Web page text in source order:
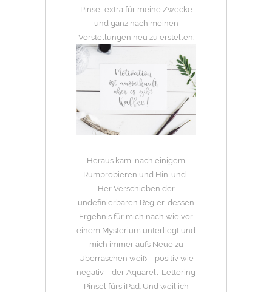
Pinsel extra für meine Zwecke
und ganz nach meinen
Vorstellungen neu zu erstellen.
Heraus kam, nach einigem
Rumprobieren und Hin-und-
Her-Verschieben der
undefinierbaren Regler, dessen
Ergebnis für mich nach wie vor
einem Mysterium unterliegt und
mich immer aufs Neue zu
Überraschen weiß – positiv wie
negativ – der Aquarell-Lettering
Pinsel fürs iPad. Und weil ich